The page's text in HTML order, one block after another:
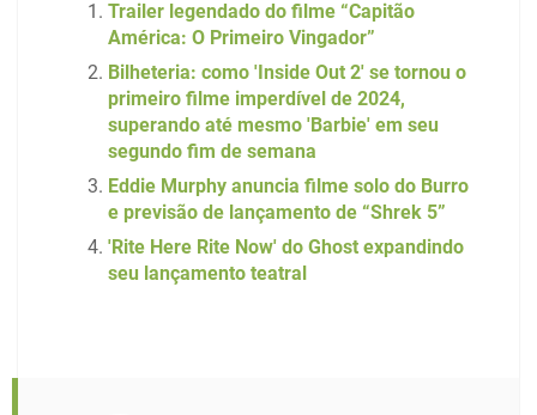
Trailer legendado do filme “Capitão
América: O Primeiro Vingador”
Bilheteria: como 'Inside Out 2' se tornou o
primeiro filme imperdível de 2024,
superando até mesmo 'Barbie' em seu
segundo fim de semana
Eddie Murphy anuncia filme solo do Burro
e previsão de lançamento de “Shrek 5”
'Rite Here Rite Now' do Ghost expandindo
seu lançamento teatral